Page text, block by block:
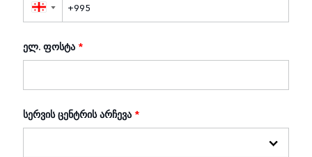
▼
ელ. ფოსტა *
სერვის ცენტრის არჩევა *